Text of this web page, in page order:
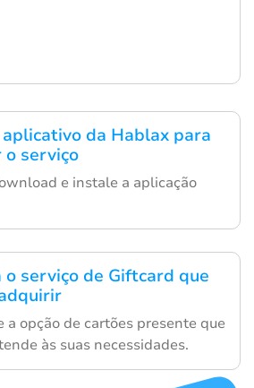
aplicativo da Hablax para
o serviço
e instale a aplicação
o serviço de Giftcard que
a opção de cartões presente que
às suas necessidades.